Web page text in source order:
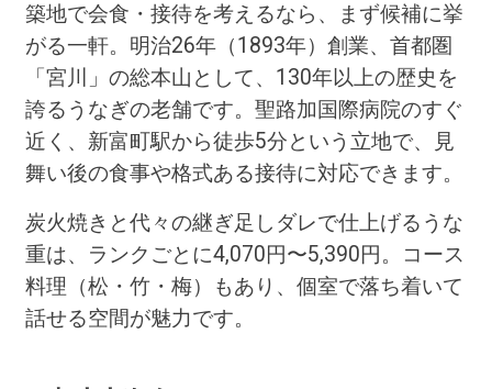
築地で会食・接待を考えるなら、まず候補に挙
がる一軒。明治26年（1893年）創業、首都圏
「宮川」の総本山として、130年以上の歴史を
誇るうなぎの老舗です。聖路加国際病院のすぐ
近く、新富町駅から徒歩5分という立地で、見
舞い後の食事や格式ある接待に対応できます。
炭火焼きと代々の継ぎ足しダレで仕上げるうな
重は、ランクごとに4,070円〜5,390円。コース
料理（松・竹・梅）もあり、個室で落ち着いて
話せる空間が魅力です。